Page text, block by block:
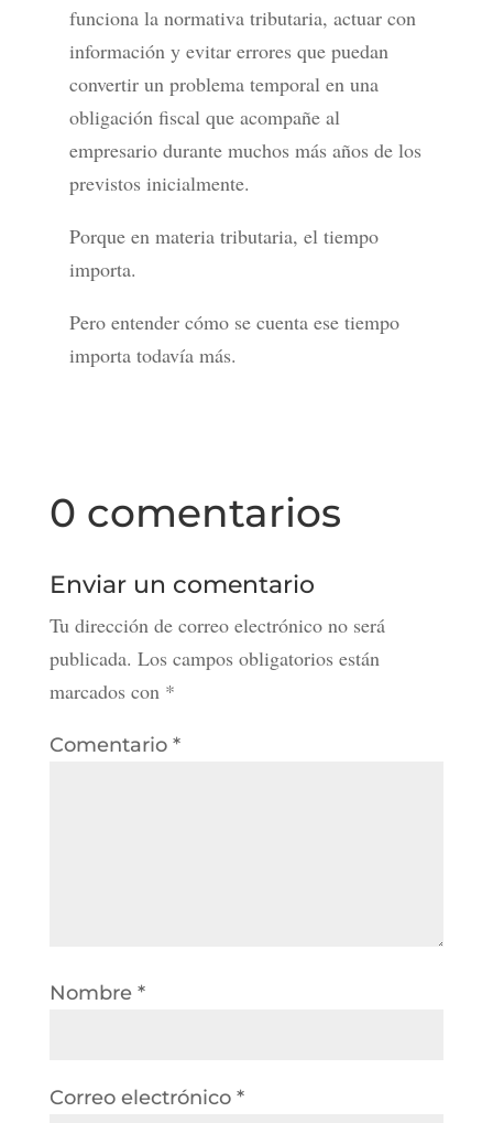
funciona la normativa tributaria, actuar con
información y evitar errores que puedan
convertir un problema temporal en una
obligación fiscal que acompañe al
empresario durante muchos más años de los
previstos inicialmente.
Porque en materia tributaria, el tiempo
importa.
Pero entender cómo se cuenta ese tiempo
importa todavía más.
0 comentarios
Enviar un comentario
Tu dirección de correo electrónico no será
publicada. Los campos obligatorios están
marcados con *
Comentario *
Nombre *
Correo electrónico *